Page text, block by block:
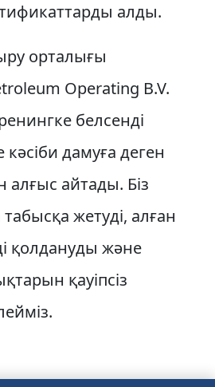
алды.
орталығы
Operating B.V.
белсенді
дамуға деген
алғыс айтады. Біз
жетуді, алған
қолдануды және
қауіпсіз